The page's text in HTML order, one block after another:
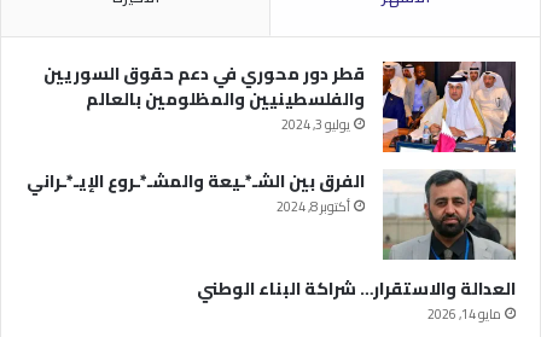
قطر دور محوري في دعم حقوق السوريين
والفلسطينيين والمظلومين بالعالم
يوليو 3, 2024
الفرق بين الشـ*ـيعة والمشـ*ـروع الإيـ*ـراني
أكتوبر 8, 2024
العدالة والاستقرار… شراكة البناء الوطني
مايو 14, 2026